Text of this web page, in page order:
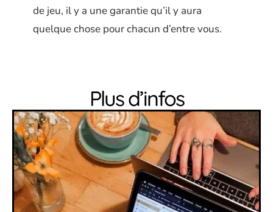
de jeu, il y a une garantie qu’il y aura
quelque chose pour chacun d’entre vous.
Plus d’infos